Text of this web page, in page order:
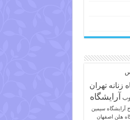
زنانه تهران
آرایشگاه
آرایشگاه سیمین
هلن اصفهان